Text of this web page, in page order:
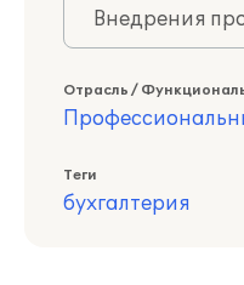
Внедрения
Отрасль /
Теги
бухгалтерия